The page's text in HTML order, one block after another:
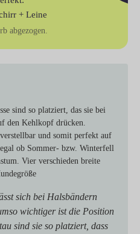
+ Leine
abgezogen.
sind so platziert, das sie bei
den Kehlkopf drücken.
und somit perfekt auf
ob Sommer- bzw. Winterfell
Vier verschieden breite
sich bei Halsbändern
wichtiger ist die Position
sind sie so platziert, dass